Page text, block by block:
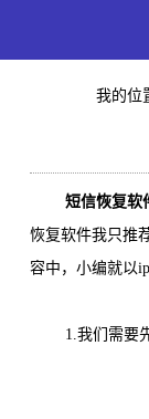
我的位
短信恢复软
恢复软件我只推
容中，小编就以
1.我们需要先